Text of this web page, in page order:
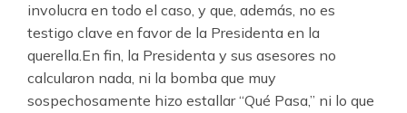
involucra en todo el caso, y que, además, no es
testigo clave en favor de la Presidenta en la
querella.En fin, la Presidenta y sus asesores no
calcularon nada, ni la bomba que muy
sospechosamente hizo estallar “Qué Pasa,” ni lo que